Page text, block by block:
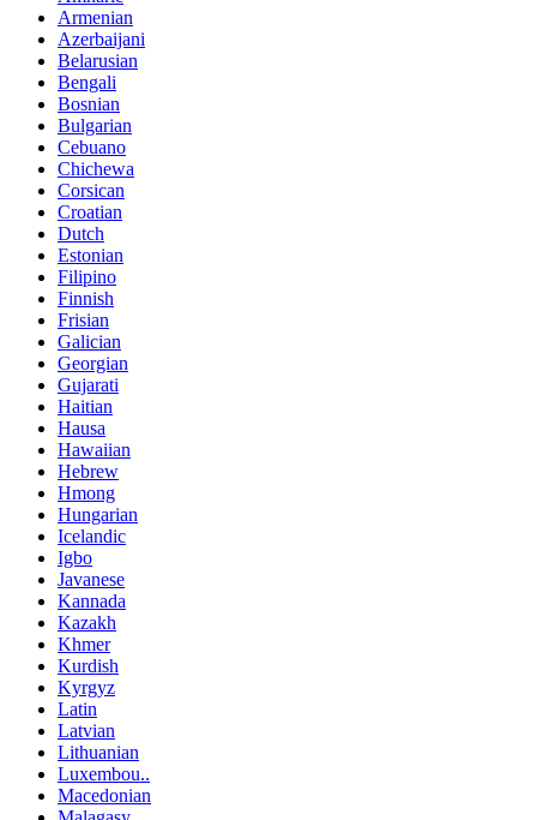
Armenian
Azerbaijani
Belarusian
Bengali
Bosnian
Bulgarian
Cebuano
Chichewa
Corsican
Croatian
Dutch
Estonian
Filipino
Finnish
Frisian
Galician
Georgian
Gujarati
Haitian
Hausa
Hawaiian
Hebrew
Hmong
Hungarian
Icelandic
Igbo
Javanese
Kannada
Kazakh
Khmer
Kurdish
Kyrgyz
Latin
Latvian
Lithuanian
Luxembou..
Macedonian